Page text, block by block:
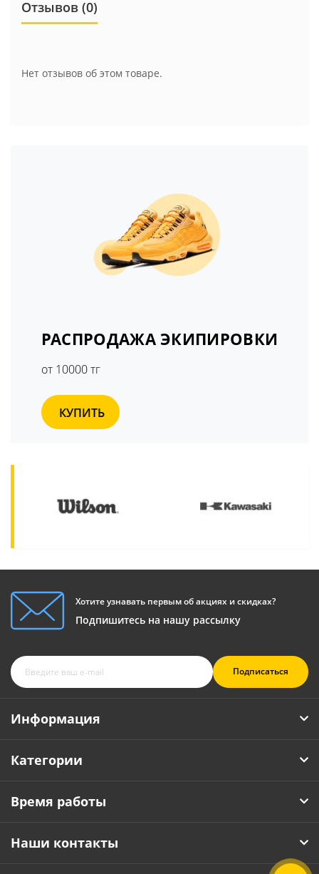
Отзывов (0)
Нет отзывов об этом товаре.
РАСПРОДАЖА ЭКИПИРОВКИ
от 10000 тг
КУПИТЬ
Хотите узнавать первым об акциях и скидках?
Подпишитесь на нашу рассылку
Подписаться
Информация
Категории
Время работы
Наши контакты